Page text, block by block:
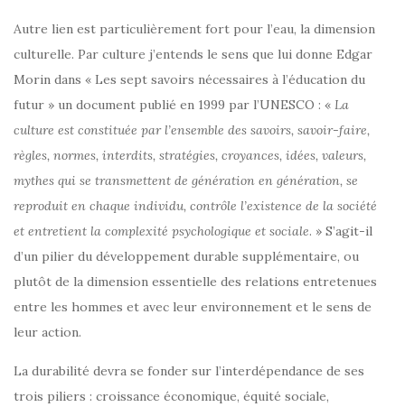
Autre lien est particulièrement fort pour l’eau, la dimension
culturelle. Par culture j’entends le sens que lui donne Edgar
Morin dans « Les sept savoirs nécessaires à l’éducation du
futur » un document publié en 1999 par l’UNESCO : « La
culture est constituée par l’ensemble des savoirs, savoir-faire,
règles, normes, interdits, stratégies, croyances, idées, valeurs,
mythes qui se transmettent de génération en génération, se
reproduit en chaque individu, contrôle l’existence de la société
et entretient la complexité psychologique et sociale. » S’agit-il
d’un pilier du développement durable supplémentaire, ou
plutôt de la dimension essentielle des relations entretenues
entre les hommes et avec leur environnement et le sens de
leur action.
La durabilité devra se fonder sur l’interdépendance de ses
trois piliers : croissance économique, équité sociale,